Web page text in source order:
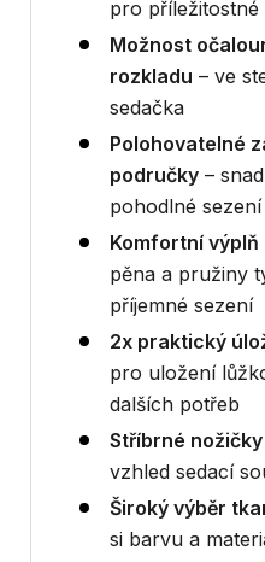
pro příležitostné
Možnost
rozkladu – ve
sedačka
Polohovatelné
područky –
pohodlné sezení
Komfortní výplň
pěna a pružiny
příjemné sezení
2x praktický
pro uložení
dalších potřeb
Stříbrné nožičky
vzhled sedací
Široký výběr
si barvu a